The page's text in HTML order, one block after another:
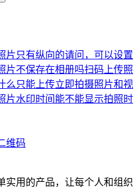
片只有纵向的请问，可以设置
片不保存在相册吗扫码上传照
么只能上传立即拍摄照片和视
片水印时间能不能显示拍照时
维码
实用的产品，让每个人和组织